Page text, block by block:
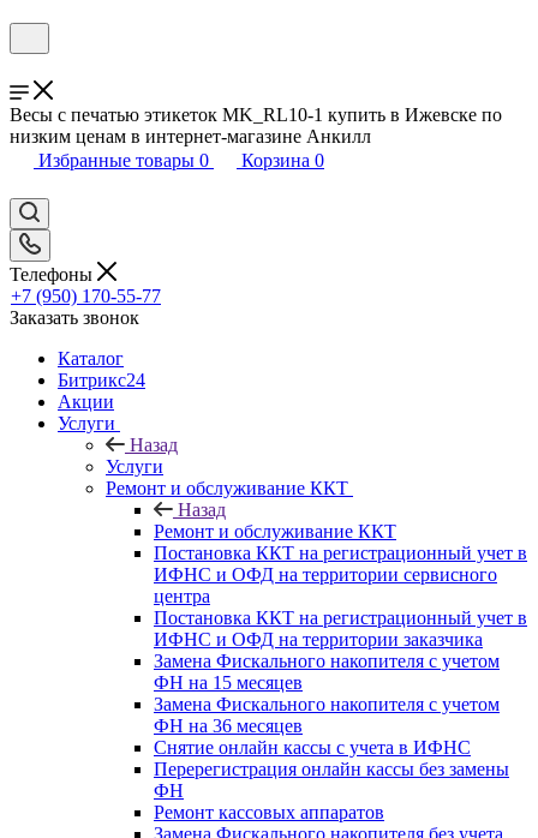
Весы с печатью этикеток MK_RL10-1 купить в Ижевске по
низким ценам в интернет-магазине Анкилл
Избранные товары 0 Корзина 0
Телефоны
+7 (950) 170-55-77
Заказать звонок
Каталог
Битрикс24
Акции
Услуги
Назад
Услуги
Ремонт и обслуживание ККТ
Назад
Ремонт и обслуживание ККТ
Постановка ККТ на регистрационный учет в
ИФНС и ОФД на территории сервисного
центра
Постановка ККТ на регистрационный учет в
ИФНС и ОФД на территории заказчика
Замена Фискального накопителя с учетом
ФН на 15 месяцев
Замена Фискального накопителя с учетом
ФН на 36 месяцев
Снятие онлайн кассы с учета в ИФНС
Перерегистрация онлайн кассы без замены
ФН
Ремонт кассовых аппаратов
Замена Фискального накопителя без учета